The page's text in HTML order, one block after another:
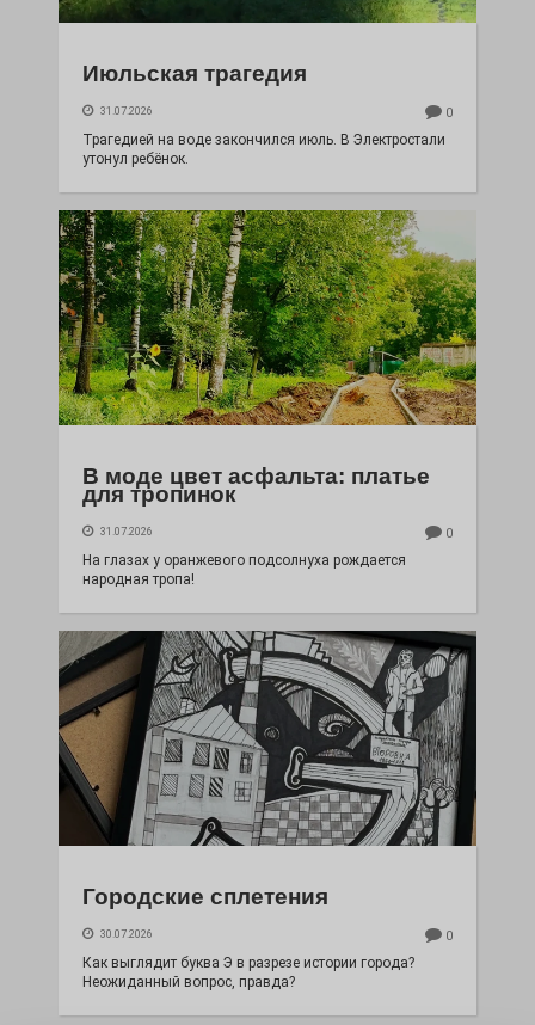
Июльская трагедия
31.07.2026 0
Трагедией на воде закончился июль. В Электростали
утонул ребёнок.
В моде цвет асфальта: платье
для тропинок
31.07.2026 0
На глазах у оранжевого подсолнуха рождается
народная тропа!
Городские сплетения
30.07.2026 0
Как выглядит буква Э в разрезе истории города?
Неожиданный вопрос, правда?